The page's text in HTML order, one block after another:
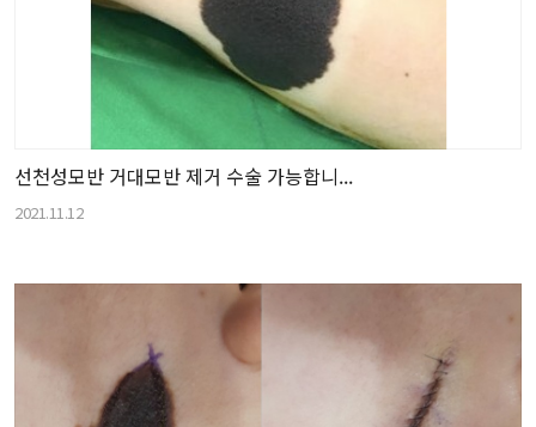
선천성모반 거대모반 제거 수술 가능합니...
2021.11.12